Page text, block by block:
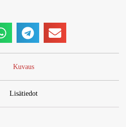
Kuvaus
Lisätiedot